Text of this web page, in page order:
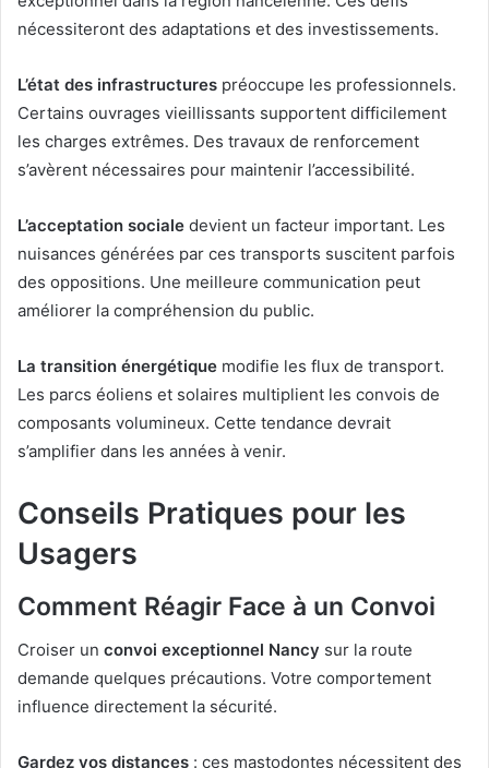
nécessiteront des adaptations et des investissements.
L’état des infrastructures préoccupe les professionnels.
Certains ouvrages vieillissants supportent difficilement
les charges extrêmes. Des travaux de renforcement
s’avèrent nécessaires pour maintenir l’accessibilité.
L’acceptation sociale devient un facteur important. Les
nuisances générées par ces transports suscitent parfois
des oppositions. Une meilleure communication peut
améliorer la compréhension du public.
La transition énergétique modifie les flux de transport.
Les parcs éoliens et solaires multiplient les convois de
composants volumineux. Cette tendance devrait
s’amplifier dans les années à venir.
Conseils Pratiques pour les
Usagers
Comment Réagir Face à un Convoi
Croiser un convoi exceptionnel Nancy sur la route
demande quelques précautions. Votre comportement
influence directement la sécurité.
Gardez vos distances : ces mastodontes nécessitent des